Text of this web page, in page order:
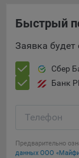
Быстрый
Заявка будет
Сбер
Банк
Телефон
Предварительно
данных ООО